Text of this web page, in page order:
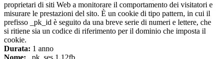
proprietari di siti Web a monitorare il comportamento dei visitatori e
misurare le prestazioni del sito. È un cookie di tipo pattern, in cui il
prefisso _pk_id è seguito da una breve serie di numeri e lettere, che
si ritiene sia un codice di riferimento per il dominio che imposta il
cookie.
Durata: 1 anno
Nome: _pk_ses.1.12fb